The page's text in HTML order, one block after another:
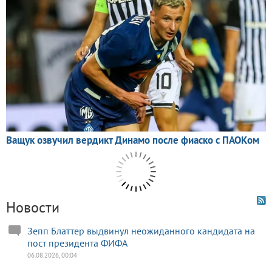
Новости
Зепп Блаттер выдвинул неожиданного кандидата на
пост президента ФИФА
06.08.2026, 00:04